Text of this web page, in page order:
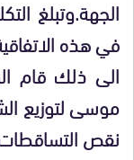
الجهة.وتبلغ
في هذه الاتفاقية 285 مليون
الى ذلك قام
موسى لتوزيع
نقص التساقطات